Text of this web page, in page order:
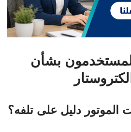
بشأن
دليل على تلفه؟